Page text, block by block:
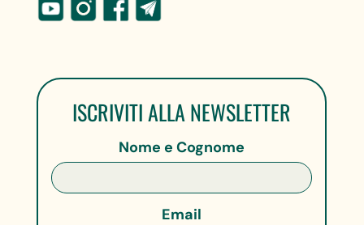
ISCRIVITI ALLA NEWSLETTER
Nome e Cognome
Email